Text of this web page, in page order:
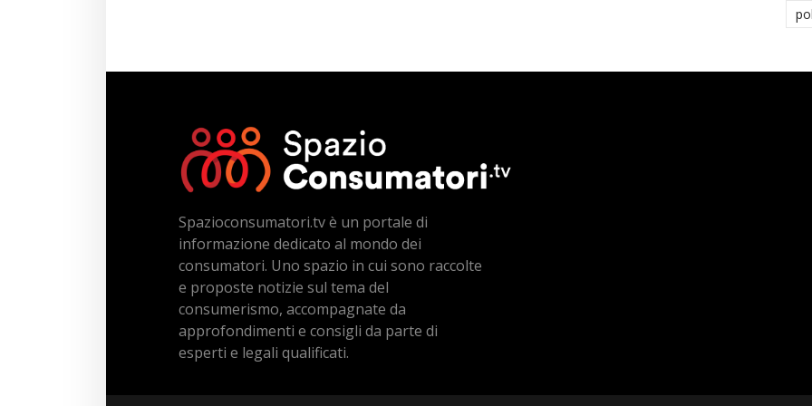
Spazioconsumatori.tv è un portale di
informazione dedicato al mondo dei
consumatori. Uno spazio in cui sono raccolte
e proposte notizie sul tema del
consumerismo, accompagnate da
approfondimenti e consigli da parte di
esperti e legali qualificati.